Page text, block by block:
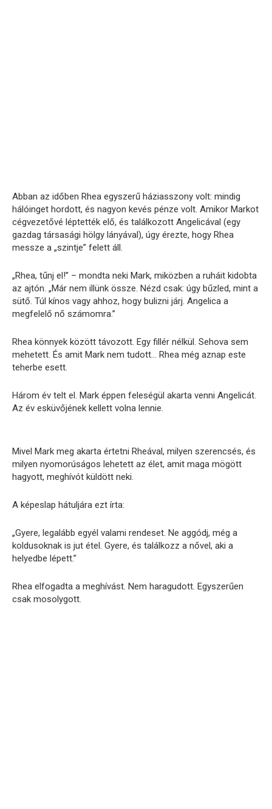
Abban az időben Rhea egyszerű háziasszony volt: mindig
hálóinget hordott, és nagyon kevés pénze volt. Amikor Markot
cégvezetővé léptették elő, és találkozott Angelicával (egy
gazdag társasági hölgy lányával), úgy érezte, hogy Rhea
messze a „szintje” felett áll.
„Rhea, tűnj el!” – mondta neki Mark, miközben a ruháit kidobta
az ajtón. „Már nem illünk össze. Nézd csak: úgy bűzled, mint a
sütő. Túl kínos vagy ahhoz, hogy bulizni járj. Angelica a
megfelelő nő számomra.”
Rhea könnyek között távozott. Egy fillér nélkül. Sehova sem
mehetett. És amit Mark nem tudott… Rhea még aznap este
teherbe esett.
Három év telt el. Mark éppen feleségül akarta venni Angelicát.
Az év esküvőjének kellett volna lennie.
Mivel Mark meg akarta értetni Rheával, milyen szerencsés, és
milyen nyomorúságos lehetett az élet, amit maga mögött
hagyott, meghívót küldött neki.
A képeslap hátuljára ezt írta:
„Gyere, legalább egyél valami rendeset. Ne aggódj, még a
koldusoknak is jut étel. Gyere, és találkozz a nővel, aki a
helyedbe lépett.”
Rhea elfogadta a meghívást. Nem haragudott. Egyszerűen
csak mosolygott.